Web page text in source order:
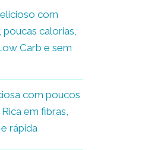
com
calorias,
Carb e sem
com poucos
em fibras,
rápida